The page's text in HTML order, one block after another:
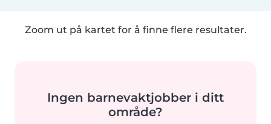
Zoom ut på kartet for å finne flere resultater.
Ingen barnevaktjobber i ditt
område?